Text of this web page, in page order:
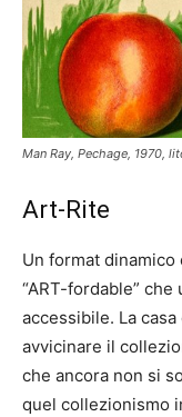
Man Ray, Pechage, 1970,
Art-Rite
Un format
“ART-fordable” che
accessibile. La
avvicinare il
che ancora non si
quel collezionismo